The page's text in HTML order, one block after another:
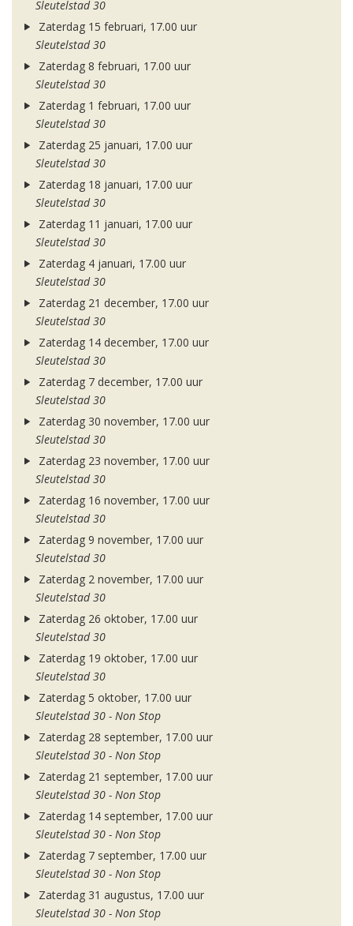
Sleutelstad 30
Zaterdag 15 februari, 17.00 uur
Sleutelstad 30
Zaterdag 8 februari, 17.00 uur
Sleutelstad 30
Zaterdag 1 februari, 17.00 uur
Sleutelstad 30
Zaterdag 25 januari, 17.00 uur
Sleutelstad 30
Zaterdag 18 januari, 17.00 uur
Sleutelstad 30
Zaterdag 11 januari, 17.00 uur
Sleutelstad 30
Zaterdag 4 januari, 17.00 uur
Sleutelstad 30
Zaterdag 21 december, 17.00 uur
Sleutelstad 30
Zaterdag 14 december, 17.00 uur
Sleutelstad 30
Zaterdag 7 december, 17.00 uur
Sleutelstad 30
Zaterdag 30 november, 17.00 uur
Sleutelstad 30
Zaterdag 23 november, 17.00 uur
Sleutelstad 30
Zaterdag 16 november, 17.00 uur
Sleutelstad 30
Zaterdag 9 november, 17.00 uur
Sleutelstad 30
Zaterdag 2 november, 17.00 uur
Sleutelstad 30
Zaterdag 26 oktober, 17.00 uur
Sleutelstad 30
Zaterdag 19 oktober, 17.00 uur
Sleutelstad 30
Zaterdag 5 oktober, 17.00 uur
Sleutelstad 30 - Non Stop
Zaterdag 28 september, 17.00 uur
Sleutelstad 30 - Non Stop
Zaterdag 21 september, 17.00 uur
Sleutelstad 30 - Non Stop
Zaterdag 14 september, 17.00 uur
Sleutelstad 30 - Non Stop
Zaterdag 7 september, 17.00 uur
Sleutelstad 30 - Non Stop
Zaterdag 31 augustus, 17.00 uur
Sleutelstad 30 - Non Stop